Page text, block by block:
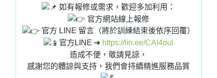
如有報修或需求，歡迎多加利用：
官方網站線上報修
官方 LINE 留言（將於訓練結束後依序回覆）
官方LINE ➔ https://lin.ee/CAI4oul
造成不便，敬請見諒，
感謝您的體諒與支持，我們會持續精進服務品質